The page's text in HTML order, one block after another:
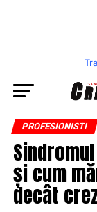
PROFESIONISTI
și cum
decât